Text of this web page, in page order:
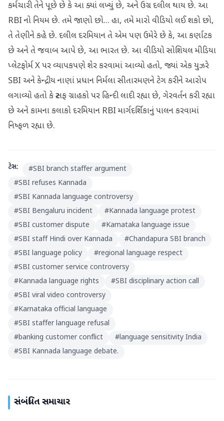
કર્મચારી તેને પૂછે છે કે આ ક્યાં લખ્યું છે, અને ઉગ્ર દલીલ થાય છે. આ
RBI નો નિયમ છે. તમે જાણો છો... હા, તમે મારો વીડિયો લઈ શકો છો,
તે તેણીને કહે છે. દલીલ દરમિયાન તે એમ પણ ઉમેરે છે કે, આ કર્ણાટક
છે અને તે જવાબ આપે છે, આ ભારત છે. આ વીડિયો સોશિયલ મીડિયા
પ્લેટફોર્મ X પર વ્યાપકપણે શેર કરવામાં આવ્યો હતો, જ્યાં એક યુઝરે
SBI અને કેન્દ્રીય નાણાં પ્રધાન નિર્મલા સીતારમણને ટેગ કરીને આરોપ
લગાવ્યો હતો કે સ્ટાફ ગ્રાહકો પર હિન્દી લાદી રહ્યા છે, ગેરવર્તન કરી રહ્યા
છે અને કામના કલાકો દરમિયાન RBI માર્ગદર્શિકાનું પાલન કરવામાં
નિષ્ફળ રહ્યા છે.
ટેગ્સ: #SBI branch staffer argument
#SBI refuses Kannada
#SBI Kannada language controversy
#SBI Bengaluru incident #Kannada language protest
#SBI customer dispute #Karnataka language issue
#SBI staff Hindi over Kannada #Chandapura SBI branch
#SBI language policy #regional language respect
#SBI customer service controversy
#Kannada language rights #SBI disciplinary action call
#SBI viral video controversy
#Karnataka official language
#SBI staffer language refusal
#banking customer conflict #language sensitivity India
#SBI Kannada language debate.
સંબંધિત સમાચાર